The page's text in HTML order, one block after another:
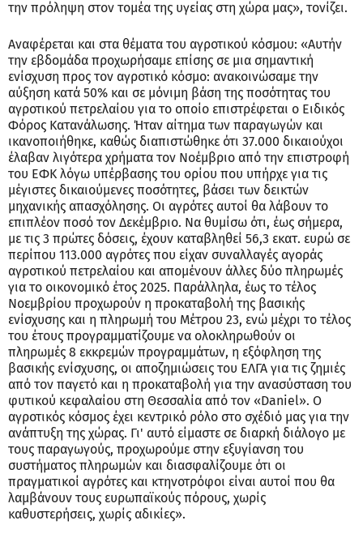
την πρόληψη στον τομέα της υγείας στη χώρα μας», τονίζει.
Αναφέρεται και στα θέματα του αγροτικού κόσμου: «Αυτήν
την εβδομάδα προχωρήσαμε επίσης σε μια σημαντική
ενίσχυση προς τον αγροτικό κόσμο: ανακοινώσαμε την
αύξηση κατά 50% και σε μόνιμη βάση της ποσότητας του
αγροτικού πετρελαίου για το οποίο επιστρέφεται ο Ειδικός
Φόρος Κατανάλωσης. Ήταν αίτημα των παραγωγών και
ικανοποιήθηκε, καθώς διαπιστώθηκε ότι 37.000 δικαιούχοι
έλαβαν λιγότερα χρήματα τον Νοέμβριο από την επιστροφή
του ΕΦΚ λόγω υπέρβασης του ορίου που υπήρχε για τις
μέγιστες δικαιούμενες ποσότητες, βάσει των δεικτών
μηχανικής απασχόλησης. Οι αγρότες αυτοί θα λάβουν το
επιπλέον ποσό τον Δεκέμβριο. Να θυμίσω ότι, έως σήμερα,
με τις 3 πρώτες δόσεις, έχουν καταβληθεί 56,3 εκατ. ευρώ σε
περίπου 113.000 αγρότες που είχαν συναλλαγές αγοράς
αγροτικού πετρελαίου και απομένουν άλλες δύο πληρωμές
για το οικονομικό έτος 2025. Παράλληλα, έως το τέλος
Νοεμβρίου προχωρούν η προκαταβολή της βασικής
ενίσχυσης και η πληρωμή του Μέτρου 23, ενώ μέχρι το τέλος
του έτους προγραμματίζουμε να ολοκληρωθούν οι
πληρωμές 8 εκκρεμών προγραμμάτων, η εξόφληση της
βασικής ενίσχυσης, οι αποζημιώσεις του ΕΛΓΑ για τις ζημιές
από τον παγετό και η προκαταβολή για την ανασύσταση του
φυτικού κεφαλαίου στη Θεσσαλία από τον «Daniel». Ο
αγροτικός κόσμος έχει κεντρικό ρόλο στο σχέδιό μας για την
ανάπτυξη της χώρας. Γι' αυτό είμαστε σε διαρκή διάλογο με
τους παραγωγούς, προχωρούμε στην εξυγίανση του
συστήματος πληρωμών και διασφαλίζουμε ότι οι
πραγματικοί αγρότες και κτηνοτρόφοι είναι αυτοί που θα
λαμβάνουν τους ευρωπαϊκούς πόρους, χωρίς
καθυστερήσεις, χωρίς αδικίες».